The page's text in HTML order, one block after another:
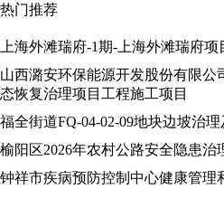
热门推荐
上海外滩瑞府-1期-上海外滩瑞府
山西潞安环保能源开发股份有限
态恢复治理项目工程施工项目
福全街道FQ-04-02-09地块边坡治
榆阳区2026年农村公路安全隐患治
钟祥市疾病预防控制中心健康管理